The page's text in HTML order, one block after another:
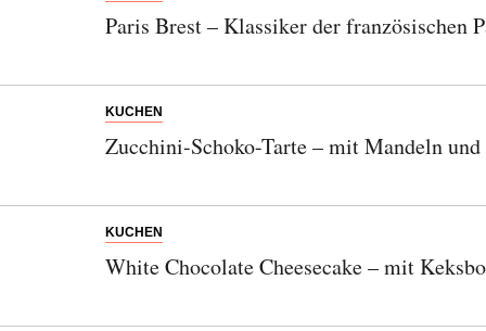
Paris Brest – Klassiker der französischen
KUCHEN
Zucchini-Schoko-Tarte – mit Mandeln und
KUCHEN
White Chocolate Cheesecake – mit